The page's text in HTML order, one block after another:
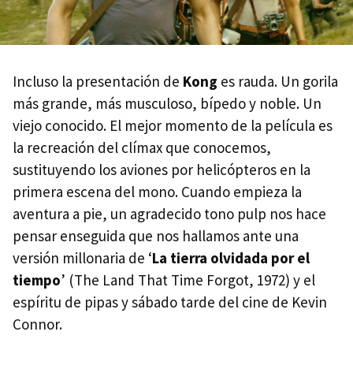
Incluso la presentación de Kong es rauda. Un gorila
más grande, más musculoso, bípedo y noble. Un
viejo conocido. El mejor momento de la película es
la recreación del clímax que conocemos,
sustituyendo los aviones por helicópteros en la
primera escena del mono. Cuando empieza la
aventura a pie, un agradecido tono pulp nos hace
pensar enseguida que nos hallamos ante una
versión millonaria de ‘La tierra olvidada por el
tiempo’ (The Land That Time Forgot, 1972) y el
espíritu de pipas y sábado tarde del cine de Kevin
Connor.